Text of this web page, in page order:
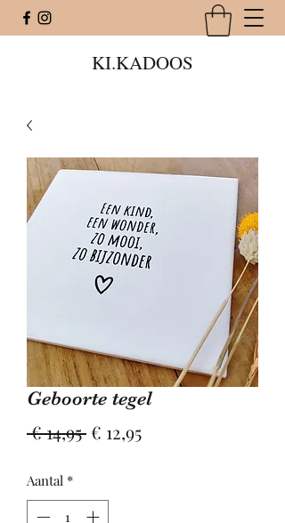
KI.KADOOS
Geboorte tegel
€ 14,95 Normale
€ 12,95Verkoopprijs
Aantal *